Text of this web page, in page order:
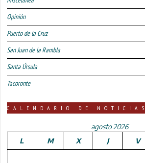
Opinión
Puerto de la Cruz
San Juan de la Rambla
Santa Úrsula
Tacoronte
CALENDARIO DE NOTICIAS
agosto 2026
L
M X J V